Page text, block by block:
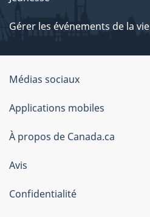
Gérer les événements de la vie
Organisation
du
gouvernement
du
Canada
Médias sociaux
Applications mobiles
À propos de Canada.ca
Avis
Confidentialité